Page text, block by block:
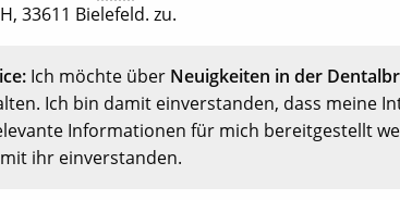
33611 Bielefeld. zu.
Ich möchte über Neuigkeiten in der
Ich bin damit einverstanden, dass meine
Informationen für mich bereitgestellt
ihr einverstanden.